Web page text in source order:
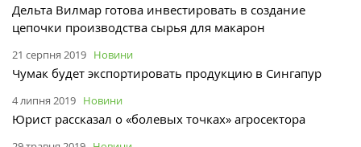
Дельта Вилмар готова инвестировать в создание
цепочки производства сырья для макарон
21 серпня 2019 Новини
Чумак будет экспортировать продукцию в Сингапур
4 липня 2019 Новини
Юрист рассказал о «болевых точках» агросектора